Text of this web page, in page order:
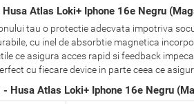
Atlas Loki+ Iphone 16e Negru
tau o protectie adecvata impotriva
cu inel de absorbtie magnetica
ce asigura acces rapid si feedback
cu fiecare device in parte ceea ce
Husa Atlas Loki+ Iphone 16e Negru